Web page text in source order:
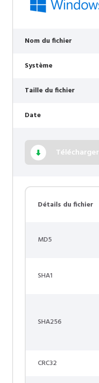
Nom du fichier
Système
Taille du fichier
Date
Télécharger
Détails du fichier
MD5
SHA1
SHA256
CRC32